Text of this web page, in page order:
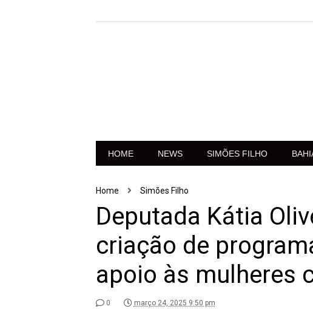
HOME NEWS SIMÕES FILHO
Home Simões Filho
Deputada Kátia
criação de
apoio às mulheres
0 março 24, 2025 9:50 pm